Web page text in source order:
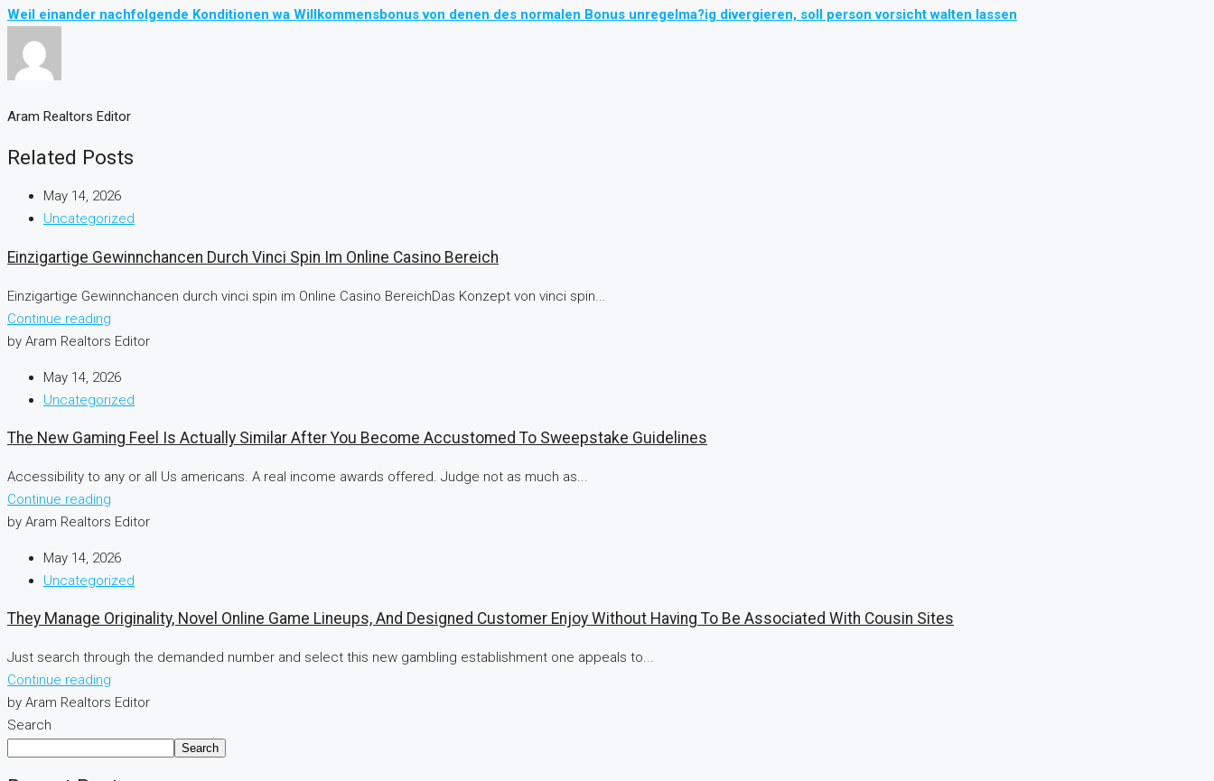
Weil einander nachfolgende Konditionen wa Willkommensbonus von denen des normalen Bonus unregelma?ig divergieren, soll person vorsicht walten lassen
Aram Realtors Editor
Related Posts
May 14, 2026
Uncategorized
Einzigartige Gewinnchancen Durch Vinci Spin Im Online Casino Bereich
Einzigartige Gewinnchancen durch vinci spin im Online Casino BereichDas Konzept von vinci spin...
Continue reading
by Aram Realtors Editor
May 14, 2026
Uncategorized
The New Gaming Feel Is Actually Similar After You Become Accustomed To Sweepstake Guidelines
Accessibility to any or all Us americans. A real income awards offered. Judge not as much as...
Continue reading
by Aram Realtors Editor
May 14, 2026
Uncategorized
They Manage Originality, Novel Online Game Lineups, And Designed Customer Enjoy Without Having To Be Associated With Cousin Sites
Just search through the demanded number and select this new gambling establishment one appeals to...
Continue reading
by Aram Realtors Editor
Search
Search